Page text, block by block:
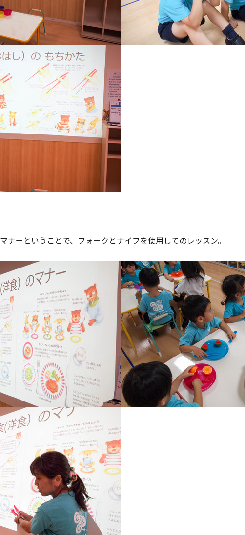
ナーということで、フォークとナイフを使用してのレッスン。